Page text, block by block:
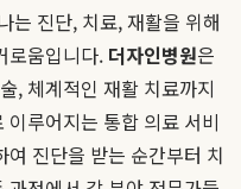
는 진단, 치료, 재활을 위해
로움입니다. 더자인병원은
, 체계적인 재활 치료까지
루어지는 통합 의료 서비
진단을 받는 순간부터 치